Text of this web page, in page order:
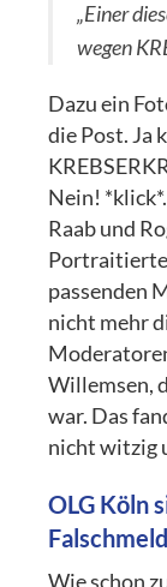
„Einer
wegen
Dazu ein
die Post. Ja
Nein!
Raab und
passenden
nicht mehr
Willemsen,
war. Das
nicht witzig
OLG Köln
Wie schon